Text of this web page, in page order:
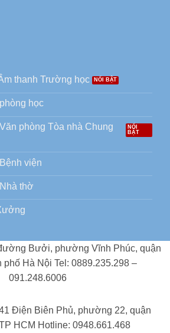
thanh Trường học
học
phòng Tòa nhà Chung
viện
thờ
Bưởi, phường Vĩnh Phúc, quận
phố Hà Nội Tel: 0889.235.298 –
091.248.6006
Điện Biên Phủ, phường 22, quận
HCM Hotline: 0948.661.468